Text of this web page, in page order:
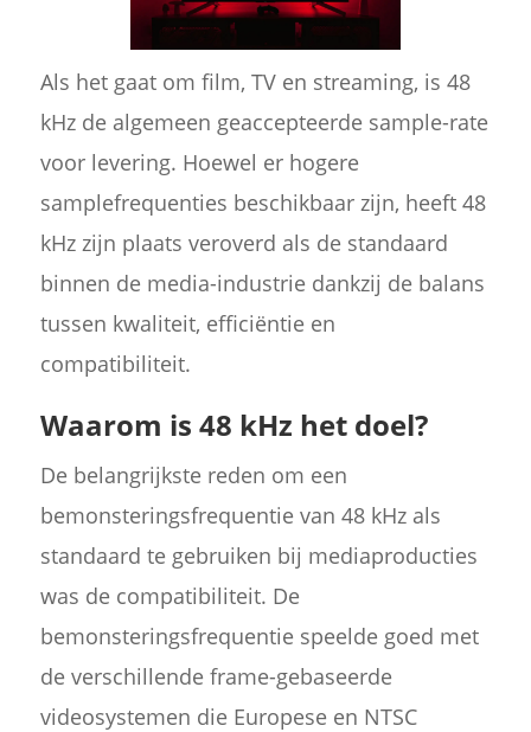
Als het gaat om film, TV en streaming, is 48
kHz de algemeen geaccepteerde sample-rate
voor levering. Hoewel er hogere
samplefrequenties beschikbaar zijn, heeft 48
kHz zijn plaats veroverd als de standaard
binnen de media-industrie dankzij de balans
tussen kwaliteit, efficiëntie en
compatibiliteit.
Waarom is 48 kHz het doel?
De belangrijkste reden om een
bemonsteringsfrequentie van 48 kHz als
standaard te gebruiken bij mediaproducties
was de compatibiliteit. De
bemonsteringsfrequentie speelde goed met
de verschillende frame-gebaseerde
videosystemen die Europese en NTSC